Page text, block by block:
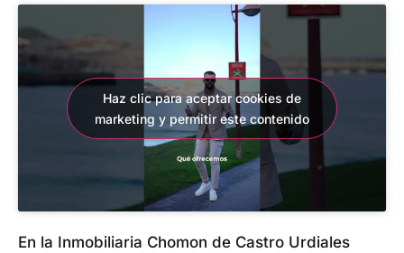
Haz clic para aceptar cookies de
marketing y permitir este contenido
En la Inmobiliaria Chomon de Castro Urdiales